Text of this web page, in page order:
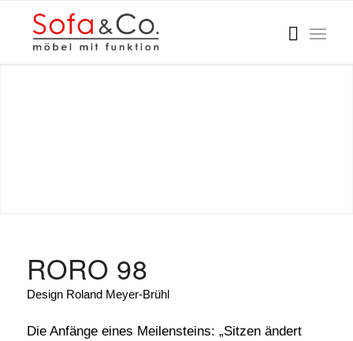
RORO 98
Design Roland Meyer-Brühl
Die Anfänge eines Meilensteins: „Sitzen ändert